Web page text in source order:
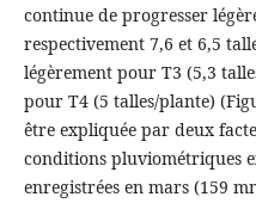
continue de progresser
respectivement 7,6 et 6,5
légèrement pour T3 (5,3
pour T4 (5 talles/plante)
être expliquée par deux
conditions pluviométriques
enregistrées en mars (159